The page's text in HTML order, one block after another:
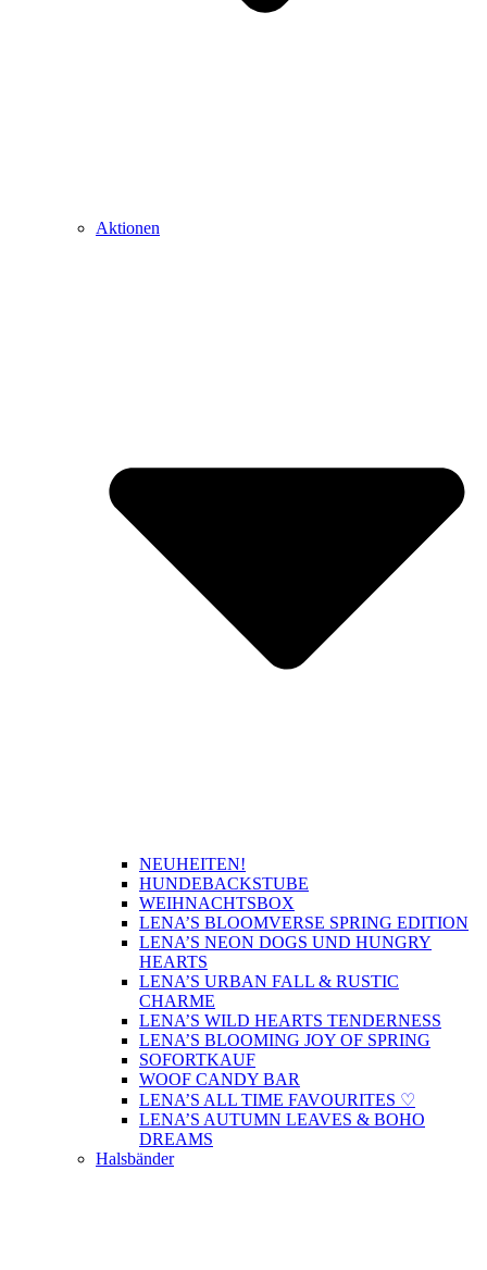
Aktionen
NEUHEITEN!
HUNDEBACKSTUBE
WEIHNACHTSBOX
LENA’S BLOOMVERSE SPRING EDITION
LENA’S NEON DOGS UND HUNGRY
HEARTS
LENA’S URBAN FALL & RUSTIC
CHARME
LENA’S WILD HEARTS TENDERNESS
LENA’S BLOOMING JOY OF SPRING
SOFORTKAUF
WOOF CANDY BAR
LENA’S ALL TIME FAVOURITES ♡
LENA’S AUTUMN LEAVES & BOHO
DREAMS
Halsbänder